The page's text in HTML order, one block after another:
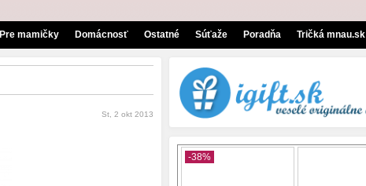
Pre mamičky Domácnosť Ostatné Súťaže Poradňa Tričká mnau.sk
St, 2 okt 2013